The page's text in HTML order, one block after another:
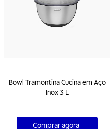
Bowl Tramontina Cucina em Aço
Inox 3 L
Comprar agora